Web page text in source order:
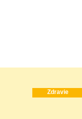
Zdravie